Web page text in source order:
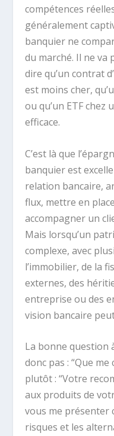
compétences
généralement
banquier ne
du marché. Il ne va
dire qu’un contrat
est moins cher,
ou qu’un ETF
efficace.
C’est là que
banquier est
relation bancaire,
flux, mettre en
accompagner un
Mais lorsqu’un
complexe, avec
l’immobilier, de la
externes, des
entreprise ou des
vision bancaire
La bonne question
donc pas : “Que
plutôt : “Votre
aux produits de
vous me présenter
risques et les